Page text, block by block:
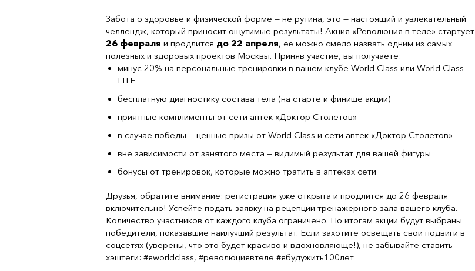
Забота о здоровье и физической форме — не рутина, это — настоящий и увлекательный
челлендж, который приносит ощутимые результаты! Акция «Революция в теле» стартует
26 февраля и продлится до 22 апреля, её можно смело назвать одним из самых
полезных и здоровых проектов Москвы. Приняв участие, вы получаете:
минус 20% на персональные тренировки в вашем клубе World Class или World Class
LITE
бесплатную диагностику состава тела (на старте и финише акции)
приятные комплименты от сети аптек «Доктор Столетов»
в случае победы — ценные призы от World Class и сети аптек «Доктор Столетов»
вне зависимости от занятого места — видимый результат для вашей фигуры
бонусы от тренировок, которые можно тратить в аптеках сети
Друзья, обратите внимание: регистрация уже открыта и продлится до 26 февраля
включительно! Успейте подать заявку на рецепции тренажерного зала вашего клуба.
Количество участников от каждого клуба ограничено. По итогам акции будут выбраны
победители, показавшие наилучший результат. Если захотите освещать свои подвиги в
соцсетях (уверены, что это будет красиво и вдохновляюще!), не забывайте ставить
хэштеги: #яworldclass, #революциявтеле #ябудужить100лет